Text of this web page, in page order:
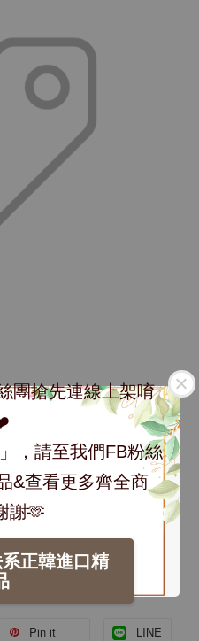
團搶先連線上架唷
，請至我們FB粉絲
&查看更多齊全商
謝🫶
正韓進口精
Pin it LINE